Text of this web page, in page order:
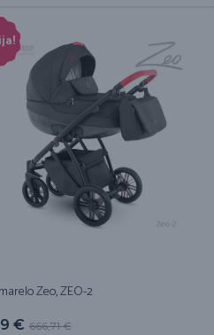
Zeo, ZEO-2
666,71€
€